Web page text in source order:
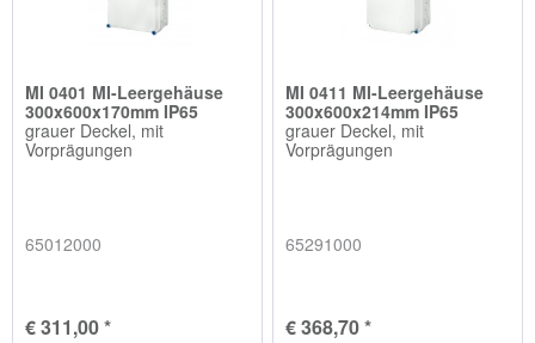
MI 0401 MI-Leergehäuse
300x600x170mm IP65
grauer Deckel, mit
Vorprägungen
65012000
€ 311,00 *
MI 0411 MI-Leergehäuse
300x600x214mm IP65
grauer Deckel, mit
Vorprägungen
65291000
€ 368,70 *